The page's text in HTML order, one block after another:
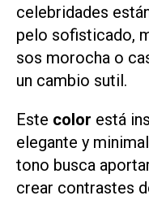
celebridades
pelo sofisticado,
sos morocha o
un cambio sutil.
Este color está
elegante y
tono busca
crear contrastes